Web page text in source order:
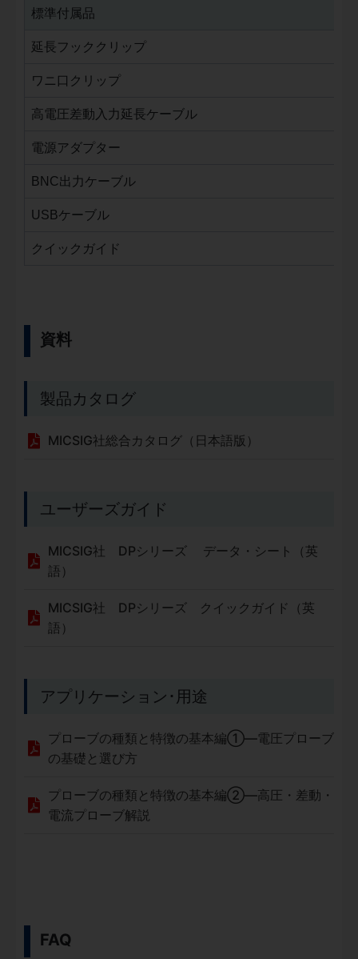
標準付属品
延長フッククリップ
ワニ口クリップ
高電圧差動入力延長ケーブル
電源アダプター
BNC出力ケーブル
USBケーブル
クイックガイド
資料
製品カタログ
MICSIG社総合カタログ（日本語版）
ユーザーズガイド
MICSIG社 DPシリーズ データ・シート（英
語）
MICSIG社 DPシリーズ クイックガイド（英
語）
アプリケーション･用途
プローブの種類と特徴の基本編①—電圧プローブ
の基礎と選び方
プローブの種類と特徴の基本編②—高圧・差動・
電流プローブ解説
FAQ